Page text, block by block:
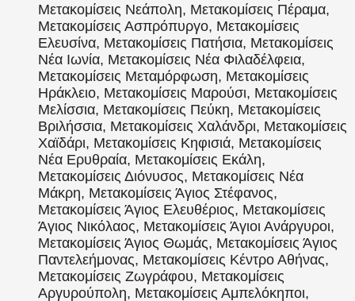
Μετακομίσεις Νεάπολη, Μετακομίσεις Πέραμα,
Μετακομίσεις Ασπρόπυργο, Μετακομίσεις
Ελευσίνα, Μετακομίσεις Πατήσια, Μετακομίσεις
Νέα Ιωνία, Μετακομίσεις Νέα Φιλαδέλφεια,
Μετακομίσεις Μεταμόρφωση, Μετακομίσεις
Ηράκλειο, Μετακομίσεις Μαρούσι, Μετακομίσεις
Μελίσσια, Μετακομίσεις Πεύκη, Μετακομίσεις
Βριλήσσια, Μετακομίσεις Χαλάνδρι, Μετακομίσεις
Χαϊδάρι, Μετακομίσεις Κηφισιά, Μετακομίσεις
Νέα Ερυθραία, Μετακομίσεις Εκάλη,
Μετακομίσεις Διόνυσος, Μετακομίσεις Νέα
Μάκρη, Μετακομίσεις Άγιος Στέφανος,
Μετακομίσεις Άγιος Ελευθέριος, Μετακομίσεις
Άγιος Νικόλαος, Μετακομίσεις Άγιοι Ανάργυροι,
Μετακομίσεις Άγιος Θωμάς, Μετακομίσεις Άγιος
Παντελεήμονας, Μετακομίσεις Κέντρο Αθήνας,
Μετακομίσεις Ζωγράφου, Μετακομίσεις
Αργυρούπολη, Μετακομίσεις Αμπελόκηποι,